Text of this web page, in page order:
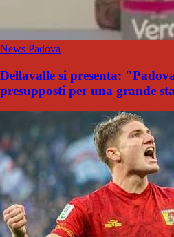
News Padova
Dellavalle si presenta:
presupposti per una grande